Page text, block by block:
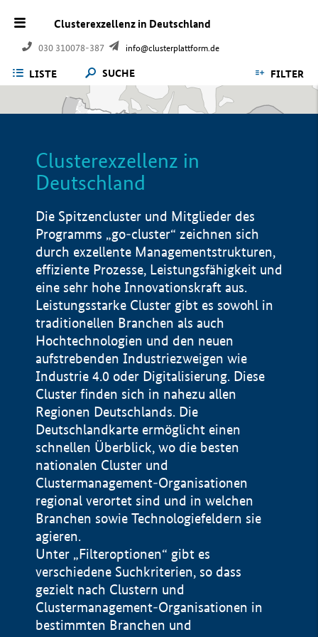
Clusterexzellenz in Deutschland
030 310078-387 info@clusterplattform.de
LISTE SUCHE FILTER
Clusterexzellenz in
Deutschland
Die Spitzencluster und Mitglieder des
Programms „go-cluster“ zeichnen sich
durch exzellente Managementstrukturen,
effiziente Prozesse, Leistungsfähigkeit und
eine sehr hohe Innovationskraft aus.
Leistungsstarke Cluster gibt es sowohl in
traditionellen Branchen als auch
Hochtechnologien und den neuen
aufstrebenden Industriezweigen wie
Industrie 4.0 oder Digitalisierung. Diese
Cluster finden sich in nahezu allen
Regionen Deutschlands. Die
Deutschlandkarte ermöglicht einen
schnellen Überblick, wo die besten
nationalen Cluster und
Clustermanagement-Organisationen
regional verortet sind und in welchen
Branchen sowie Technologiefeldern sie
agieren.
Unter „Filteroptionen“ gibt es
verschiedene Suchkriterien, so dass
gezielt nach Clustern und
Clustermanagement-Organisationen in
bestimmten Branchen und
Impressum
Datenschutzerklärung
BMWE, 2026 ©
100 km © Geobasis-DE / BKG 2015